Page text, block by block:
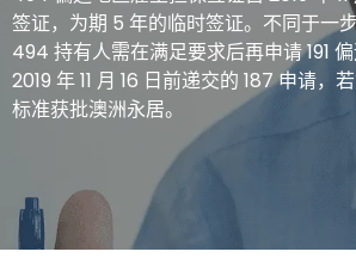
签证，为期 5 年的临时签证。不同于一
494 持有人需在满足要求后再申请 191
2019 年 11 月 16 日前递交的 187 申请，
标准获批澳洲永居。